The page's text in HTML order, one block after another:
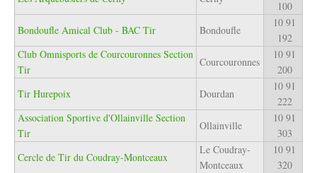
100
Bondoufle Amical Club - BAC Tir
Bondoufle
10 91
192
Club Omnisports de Courcouronnes Section
Tir
Courcouronnes
10 91
200
Tir Hurepoix
Dourdan
10 91
222
Association Sportive d'Ollainville Section
Tir
Ollainville
10 91
303
Cercle de Tir du Coudray-Montceaux
Le Coudray-
Montceaux
10 91
320